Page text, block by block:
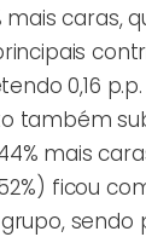
mais caras,
0,16
também
mais
ficou
sendo